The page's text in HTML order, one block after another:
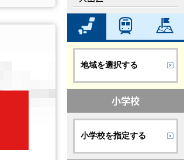
地域を選択する
小学校
小学校を指定する